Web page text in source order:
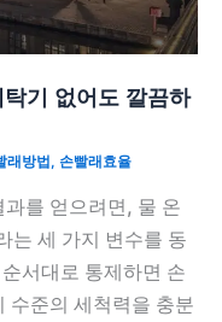
기 없어도 깔끔하
래방법 , 손빨래효율
를 얻으려면, 물 온
는 세 가지 변수를 동
서대로 통제하면 손
수준의 세척력을 충분